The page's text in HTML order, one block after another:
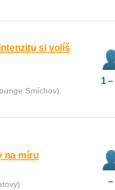
si volíš
Smíchov)
1
na míru
–